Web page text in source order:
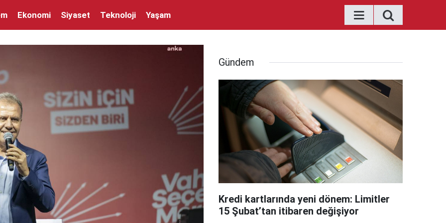
Ekonomi Siyaset Teknoloji Yaşam
Gündem
Kredi kartlarında yeni dönem: Limitler
15 Şubat’tan itibaren değişiyor